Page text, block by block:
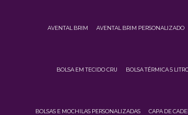
AVENTAL BRIM AVENTAL BRIM PERSONALIZADO
BOLSA EM TECIDO CRU BOLSA TÉRMICA 5
BOLSAS E MOCHILAS PERSONALIZADAS CAPA DE